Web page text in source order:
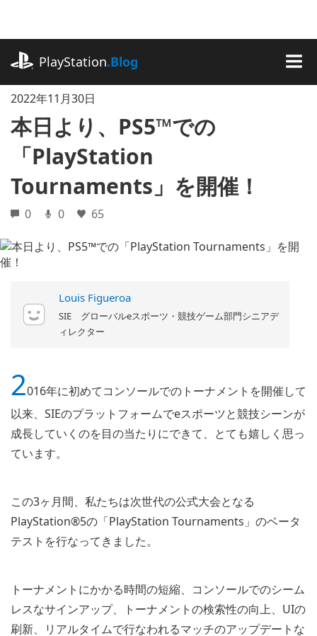
に
ッ
PlayStation.Blog
2022年11月30日
本日より、PS5™での
「PlayStation
Tournaments」を開催！
0 0 65
Louis Figueroa
SIE グローバルeスポーツ・競技ゲーム部門シニアデ
ィレクター
2016年に初めてコンソールでのトーナメントを開催して
以来、SIEのプラットフォームでeスポーツと競技シーンが
成長していくのを目の当たりにできて、とても嬉しく思っ
ています。
この3ヶ月間、私たちは次世代の公式大会となる
PlayStation®5の「PlayStation Tournaments」のベータ
テストを行なってきました。
トーナメントにかかる時間の短縮、コンソールでのシーム
レスなサインアップ、トーナメントの検索性の向上、UIの
刷新、リアルタイムで行なわれるマッチのアップデートな